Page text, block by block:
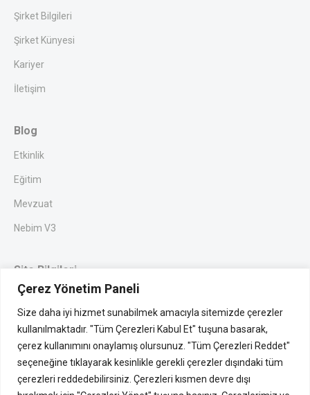
Çerez Yönetim Paneli
Size daha iyi hizmet sunabilmek amacıyla sitemizde çerezler
kullanılmaktadır. "Tüm Çerezleri Kabul Et" tuşuna basarak,
çerez kullanımını onaylamış olursunuz. "Tüm Çerezleri Reddet"
seçeneğine tıklayarak kesinlikle gerekli çerezler dışındaki tüm
çerezleri reddedebilirsiniz. Çerezleri kısmen devre dışı
Şirket Bilgileri
Şirket Künyesi
Kariyer
İletişim
Blog
Etkinlik
Eğitim
Mevzuat
Nebim V3
Site Bilgileri
Gizlilik
K.V.K Metni
Site Kullanım Bilgilendirmesi
Telif Hakkı